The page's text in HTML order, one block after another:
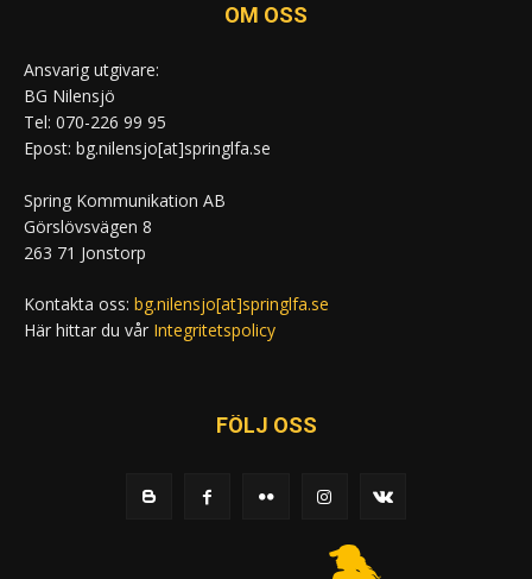
OM OSS
Ansvarig utgivare:
BG Nilensjö
Tel: 070-226 99 95
Epost: bg.nilensjo[at]springlfa.se
Spring Kommunikation AB
Görslövsvägen 8
263 71 Jonstorp
Kontakta oss: bg.nilensjo[at]springlfa.se
Här hittar du vår Integritetspolicy
FÖLJ OSS